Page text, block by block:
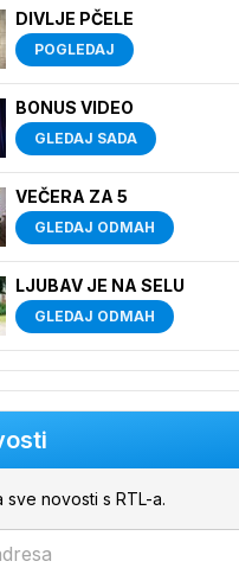
DIVLJE PČELE
POGLEDAJ
BONUS VIDEO
GLEDAJ SADA
VEČERA ZA 5
GLEDAJ ODMAH
LJUBAV JE NA SELU
GLEDAJ ODMAH
sve novosti s RTL-a.